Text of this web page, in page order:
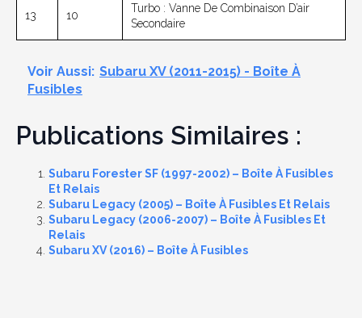
13 10
Turbo : Vanne De Combinaison D’air
Secondaire
Voir Aussi: Subaru XV (2011-2015) - Boîte À
Fusibles
Publications Similaires :
Subaru Forester SF (1997-2002) – Boîte À Fusibles
Et Relais
Subaru Legacy (2005) – Boîte À Fusibles Et Relais
Subaru Legacy (2006-2007) – Boîte À Fusibles Et
Relais
Subaru XV (2016) – Boîte À Fusibles